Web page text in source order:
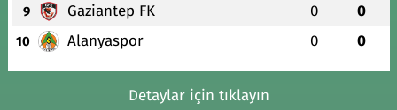
9 Gaziantep FK 0 0
10 Alanyaspor 0 0
Detaylar için tıklayın